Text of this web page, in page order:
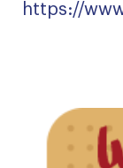
https://